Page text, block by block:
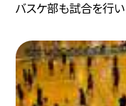
バスケ部も試合を行い